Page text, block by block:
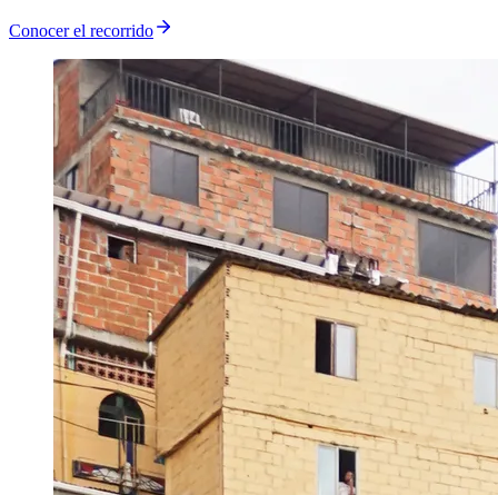
Conocer el recorrido